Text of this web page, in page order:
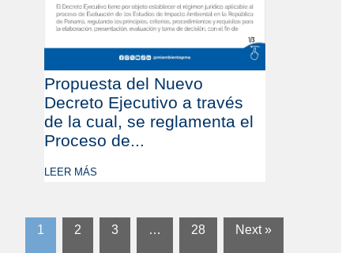
Propuesta del Nuevo
Decreto Ejecutivo a través
de la cual, se reglamenta el
Proceso de...
LEER MÁS
1 2 3 … 28 Next »